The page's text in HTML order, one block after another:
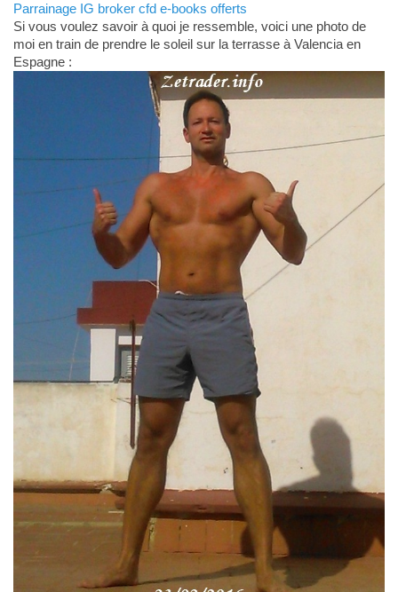
Parrainage IG broker cfd e-books offerts
Si vous voulez savoir à quoi je ressemble, voici une photo de
moi en train de prendre le soleil sur la terrasse à Valencia en
Espagne :